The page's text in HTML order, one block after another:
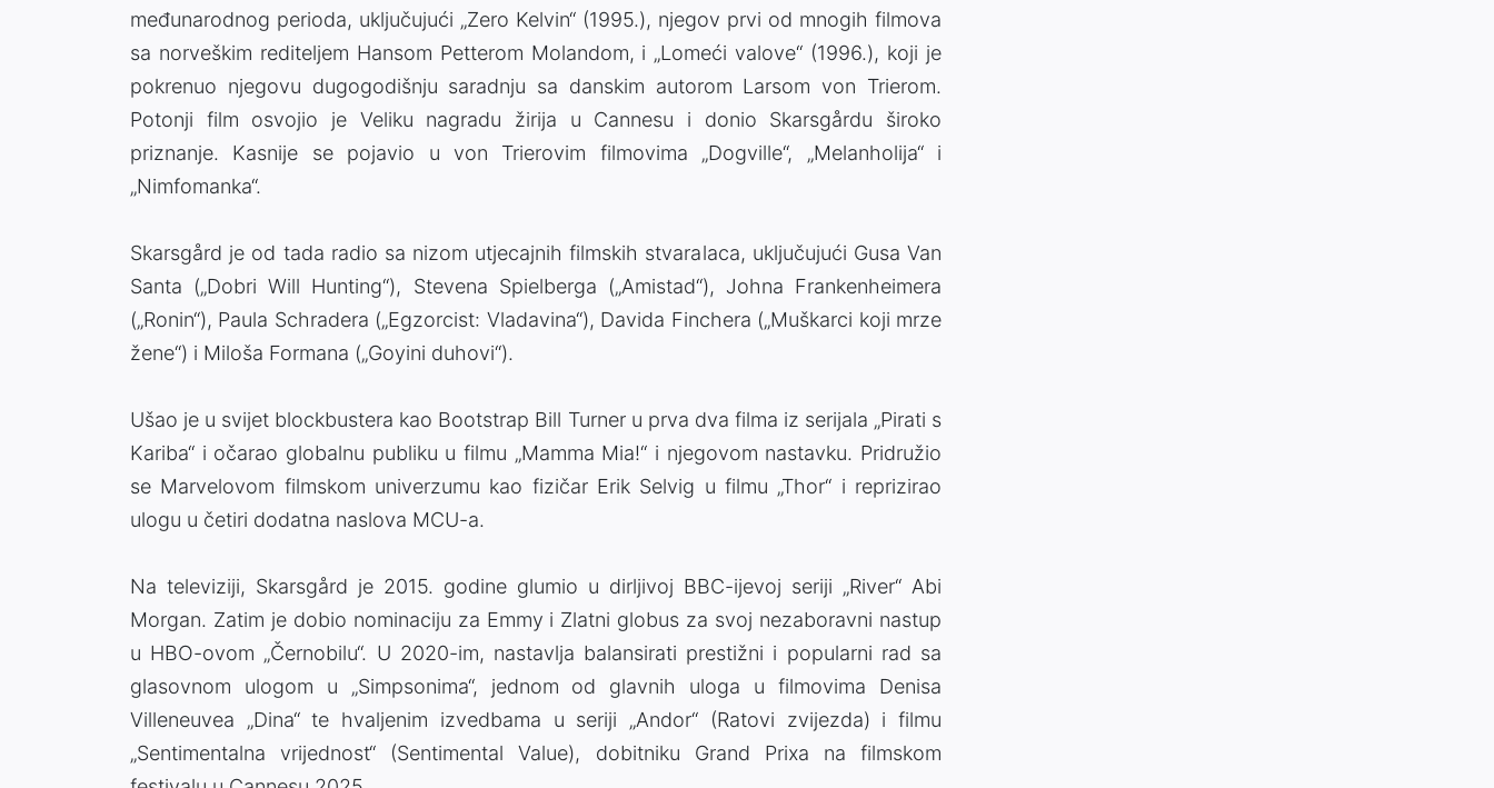
međunarodnog perioda, uključujući „Zero Kelvin“ (1995.), njegov prvi od mnogih filmova
sa norveškim rediteljem Hansom Petterom Molandom, i „Lomeći valove“ (1996.), koji je
pokrenuo njegovu dugogodišnju saradnju sa danskim autorom Larsom von Trierom.
Potonji film osvojio je Veliku nagradu žirija u Cannesu i donio Skarsgårdu široko
priznanje. Kasnije se pojavio u von Trierovim filmovima „Dogville“, „Melanholija“ i
„Nimfomanka“.
Skarsgård je od tada radio sa nizom utjecajnih filmskih stvaralaca, uključujući Gusa Van
Santa („Dobri Will Hunting“), Stevena Spielberga („Amistad“), Johna Frankenheimera
(„Ronin“), Paula Schradera („Egzorcist: Vladavina“), Davida Finchera („Muškarci koji mrze
žene“) i Miloša Formana („Goyini duhovi“).
Ušao je u svijet blockbustera kao Bootstrap Bill Turner u prva dva filma iz serijala „Pirati s
Kariba“ i očarao globalnu publiku u filmu „Mamma Mia!“ i njegovom nastavku. Pridružio
se Marvelovom filmskom univerzumu kao fizičar Erik Selvig u filmu „Thor“ i reprizirao
ulogu u četiri dodatna naslova MCU-a.
Na televiziji, Skarsgård je 2015. godine glumio u dirljivoj BBC-ijevoj seriji „River“ Abi
Morgan. Zatim je dobio nominaciju za Emmy i Zlatni globus za svoj nezaboravni nastup
u HBO-ovom „Černobilu“. U 2020-im, nastavlja balansirati prestižni i popularni rad sa
glasovnom ulogom u „Simpsonima“, jednom od glavnih uloga u filmovima Denisa
Villeneuvea „Dina“ te hvaljenim izvedbama u seriji „Andor“ (Ratovi zvijezda) i filmu
„Sentimentalna vrijednost“ (Sentimental Value), dobitniku Grand Prixa na filmskom